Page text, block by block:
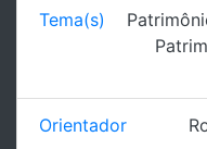
Tema(s)
Orientador